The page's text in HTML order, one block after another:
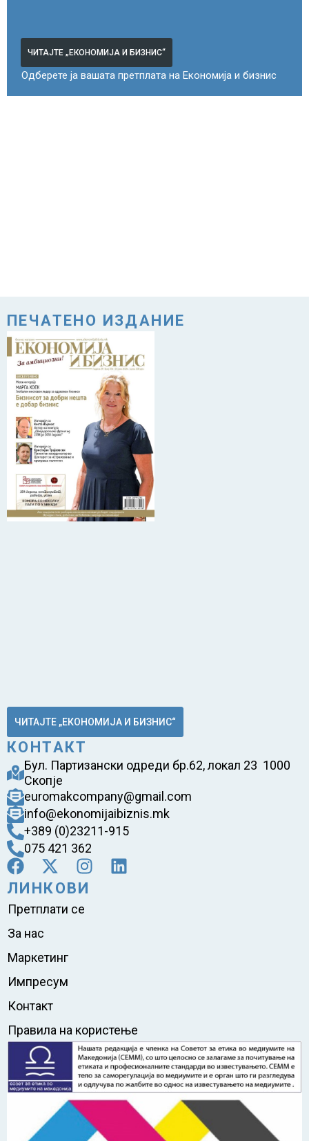
ЧИТАЈТЕ „ЕКОНОМИЈА И БИЗНИС“
Одберете ја вашата претплата на Економија и бизнис
ПЕЧАТЕНО ИЗДАНИЕ
ЧИТАЈТЕ „ЕКОНОМИЈА И БИЗНИС“
КОНТАКТ
Бул. Партизански одреди бр.62, локал 23 1000
Скопје
euromakcompany@gmail.com
info@ekonomijaibiznis.mk
+389 (0)23211-915
075 421 362
ЛИНКОВИ
Претплати се
За нас
Маркетинг
Импресум
Контакт
Правила на користење